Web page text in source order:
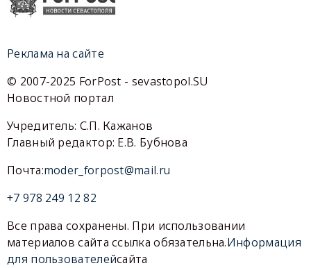
Реклама на сайте
© 2007-2025 ForPost - sevastopol.SU
Новостной портал
Учредитель: С.П. Кажанов
Главный редактор: Е.В. Бубнова
Почта:moder_forpost@mail.ru
+7 978 249 12 82
Все права сохранены. При использовании
материалов сайта ссылка обязательна.Информация
для пользователейсайта